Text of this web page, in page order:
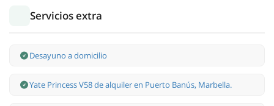
Servicios extra
Desayuno a domicilio
Yate Princess V58 de alquiler en Puerto Banús, Marbella.